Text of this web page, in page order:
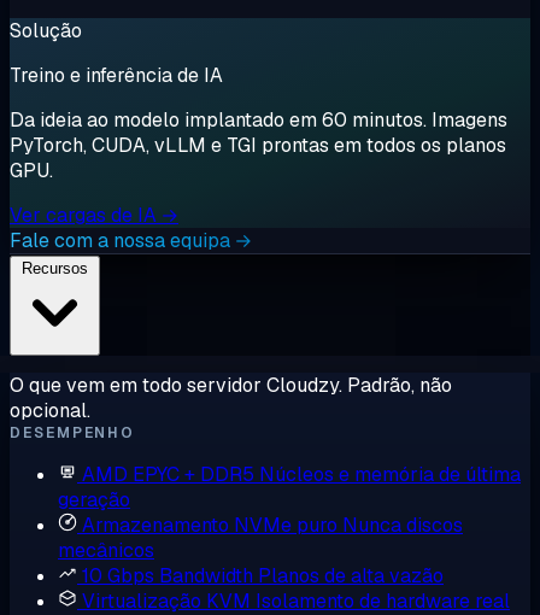
Solução
Treino e inferência de IA
Da ideia ao modelo implantado em 60 minutos. Imagens
PyTorch, CUDA, vLLM e TGI prontas em todos os planos
GPU.
Ver cargas de IA →
Fale com a nossa equipa →
O que vem em todo servidor Cloudzy. Padrão, não
opcional.
DESEMPENHO
AMD EPYC + DDR5 Núcleos e memória de última
geração
Armazenamento NVMe puro Nunca discos
mecânicos
10 Gbps Bandwidth Planos de alta vazão
Virtualização KVM Isolamento de hardware real